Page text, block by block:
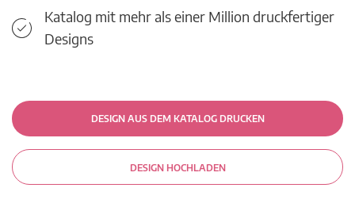
Katalog mit mehr als einer Million druckfertiger
Designs
DESIGN AUS DEM KATALOG DRUCKEN
DESIGN HOCHLADEN